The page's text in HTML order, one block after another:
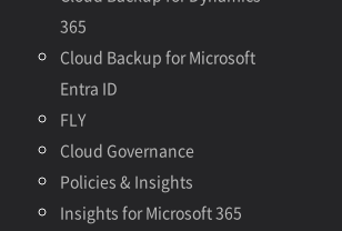
365
Cloud Backup for Microsoft
Entra ID
FLY
Cloud Governance
Policies & Insights
Insights for Microsoft 365